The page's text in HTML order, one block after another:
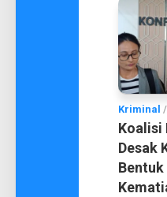
Kriminal /
Koalisi
Desak